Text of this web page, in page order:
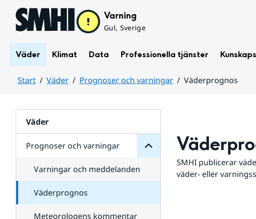
Hoppa till sidans innehåll Varning
Gul, Sverige
Väder Klimat Data Professionella tjänster
Start Väder Prognoser och varningar
Väderprognos
Väder
Prognoser och varningar
för
varningar
Varningar och meddelanden
Väderprognos
Meteorologens kommentar
SMHI publicerar
väder- eller